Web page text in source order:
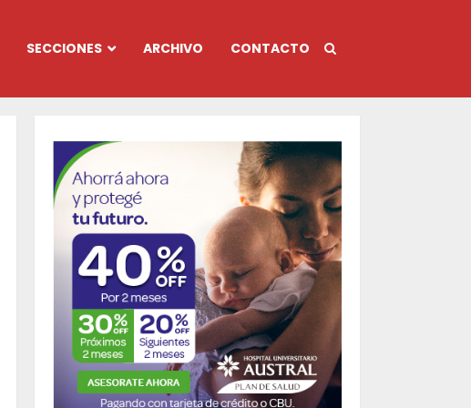
SECCIONES ARCHIVO CONTACTO